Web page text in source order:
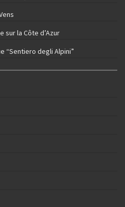
sur la Côte d’Azur
“Sentiero degli Alpini”